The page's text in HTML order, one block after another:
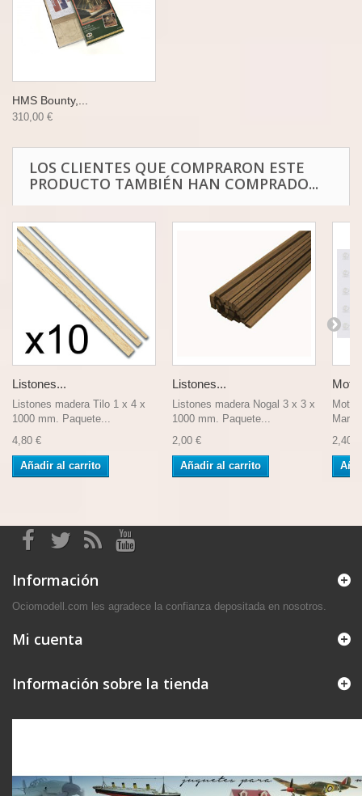
HMS Bounty,...
310,00 €
LOS CLIENTES QUE COMPRARON ESTE
PRODUCTO TAMBIÉN HAN COMPRADO...
Listones...
Listones madera Tilo 1 x 4 x
1000 mm. Paquete...
4,80 €
Añadir al carrito
Listones...
Listones madera Nogal 3 x 3 x
1000 mm. Paquete...
2,00 €
Añadir al carrito
2,40 €
Información
Ociomodell.com les agradece la confianza depositada en nosotros.
Mi cuenta
Información sobre la tienda